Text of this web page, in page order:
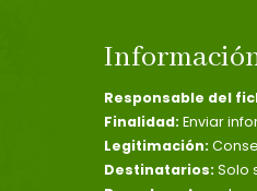
Responsable del
Finalidad: Enviar
Legitimación:
Destinatarios: Solo